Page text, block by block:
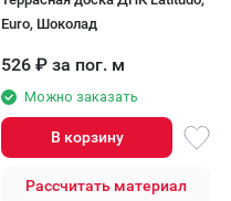
Euro, Шоколад
526 ₽ за пог. м
Можно заказать
В корзину
Рассчитать материал